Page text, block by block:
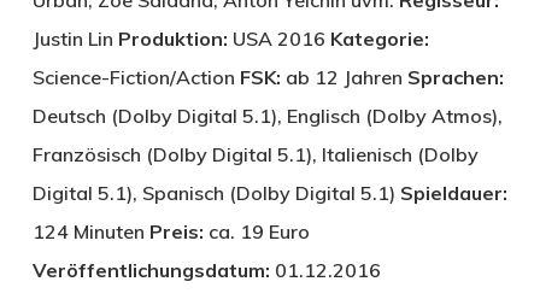
Justin Lin Produktion: USA 2016 Kategorie:
Science-Fiction/Action FSK: ab 12 Jahren Sprachen:
Deutsch (Dolby Digital 5.1), Englisch (Dolby Atmos),
Französisch (Dolby Digital 5.1), Italienisch (Dolby
Digital 5.1), Spanisch (Dolby Digital 5.1) Spieldauer:
124 Minuten Preis: ca. 19 Euro
Veröffentlichungsdatum: 01.12.2016